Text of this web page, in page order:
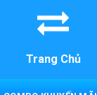
Trang Chủ